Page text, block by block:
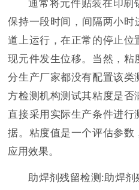
通常将元件贴装在印刷
保持一段时间，间隔两小时
道上运行，在正常的停止位
现元件发生位移。当然，粘
分生产厂家都没有配置该类
方检测机构测试其粘度是否
直接采用实际生产条件进
据。粘度值是一个评估参数
应用效果。
助焊剂残留检测:助焊